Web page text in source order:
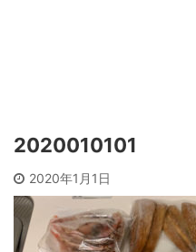
2020010101
2020年1月1日